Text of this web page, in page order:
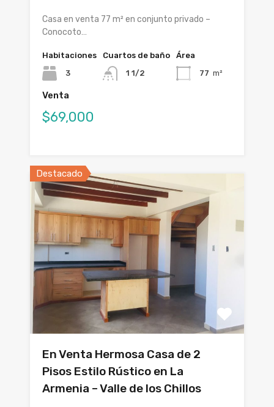
Casa en venta 77 m² en conjunto privado –
Conocoto…
Habitaciones
3
Cuartos de baño
1 1/2
Área
77 m²
Venta
$69,000
Destacado
En Venta Hermosa Casa de 2
Pisos Estilo Rústico en La
Armenia – Valle de los Chillos